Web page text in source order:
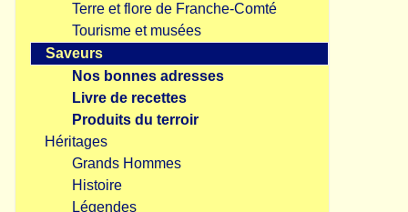
Terre et flore de Franche-Comté
Tourisme et musées
Saveurs
Nos bonnes adresses
Livre de recettes
Produits du terroir
Héritages
Grands Hommes
Histoire
Légendes